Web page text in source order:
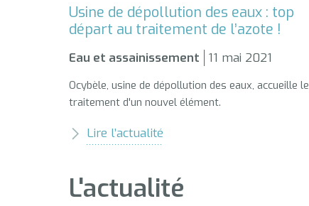
Usine de dépollution des eaux : top
départ au traitement de l’azote !
Eau et assainissement 11 mai 2021
Ocybèle, usine de dépollution des eaux, accueille le
traitement d'un nouvel élément.
Lire l’actualité
L'actualité